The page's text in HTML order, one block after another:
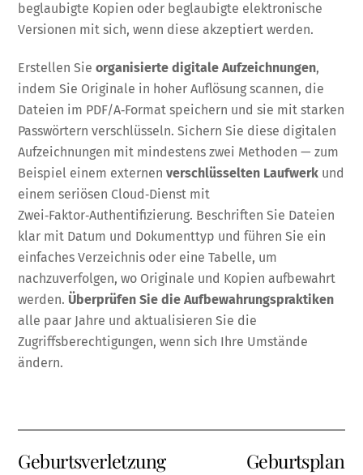
beglaubigte Kopien oder beglaubigte elektronische
Versionen mit sich, wenn diese akzeptiert werden.
Erstellen Sieorganisierte digitale Aufzeichnungen,
indem Sie Originale in hoher Auflösung scannen, die
Dateien im PDF/A‑Format speichern und sie mit starken
Passwörtern verschlüsseln. Sichern Sie diese digitalen
Aufzeichnungen mit mindestens zwei Methoden — zum
Beispiel einem externenverschlüsselten Laufwerk und
einem seriösen Cloud‑Dienst mit
Zwei‑Faktor‑Authentifizierung. Beschriften Sie Dateien
klar mit Datum und Dokumenttyp und führen Sie ein
einfaches Verzeichnis oder eine Tabelle, um
nachzuverfolgen, wo Originale und Kopien aufbewahrt
werden. Überprüfen Sie die Aufbewahrungspraktiken
alle paar Jahre und aktualisieren Sie die
Zugriffsberechtigungen, wenn sich Ihre Umstände
ändern.
Geburtsverletzung Geburtsplan